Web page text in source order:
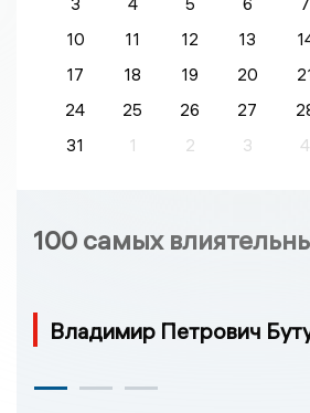
3 4 5 6 7
10
11 12 13
17
18 19 20
24
25 26 27
31
1 2 3 4
100 самых
Владимир Петрович